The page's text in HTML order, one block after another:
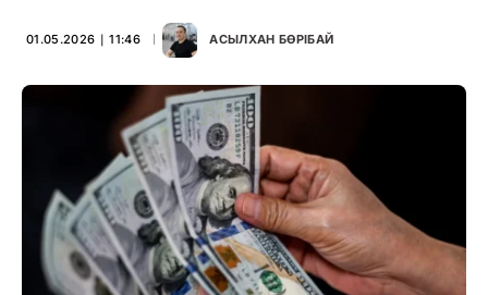
01.05.2026 ∣ 11:46 АСЫЛХАН БӨРІБАЙ